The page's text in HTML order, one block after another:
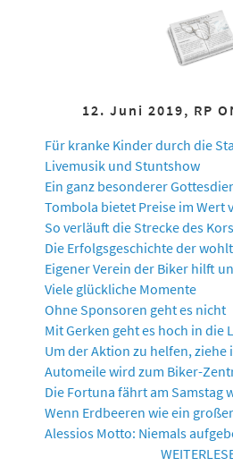
12. Juni 2019, RP
Für kranke Kinder durch die
Livemusik und Stuntshow
Ein ganz besonderer
Tombola bietet Preise im Wert
So verläuft die Strecke des
Die Erfolgsgeschichte der
Eigener Verein der Biker hilft
Viele glückliche Momente
Ohne Sponsoren geht es nicht
Mit Gerken geht es hoch in die
Um der Aktion zu helfen, ziehe
Automeile wird zum Biker-
Die Fortuna fährt am Samstag
Wenn Erdbeeren wie ein
Alessios Motto: Niemals